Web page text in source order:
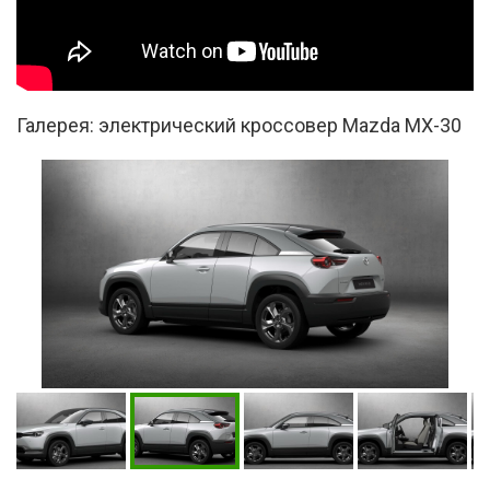
Галерея: электрический кроссовер Mazda MX-30